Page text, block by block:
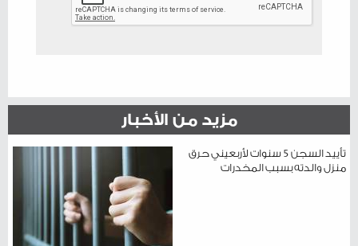
مزيد من الأخبار
تأييد السجن 5 سنوات لأربعيني حرق
منزل والدته بسبب المخدرات